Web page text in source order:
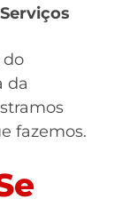
do
da
fazemos.